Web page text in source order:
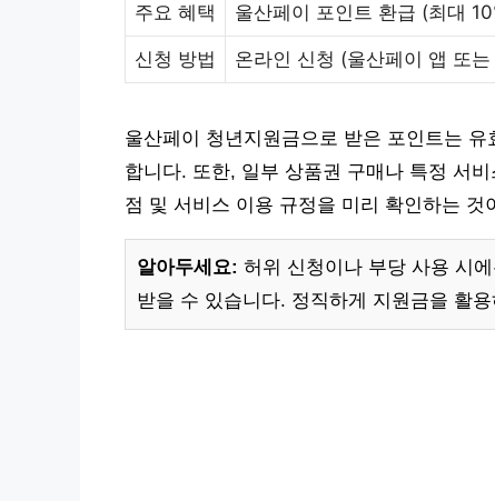
주요 혜택 울산페이 포인트 환급 (최대
신청 방법 온라인 신청 (울산페이 앱 또
울산페이 청년지원금으로 받은 포인트는
합니다. 또한, 일부 상품권 구매나 특정 서
점 및 서비스 이용 규정을 미리 확인하는
알아두세요: 허위 신청이나 부당 사용 시
받을 수 있습니다. 정직하게 지원금을 활